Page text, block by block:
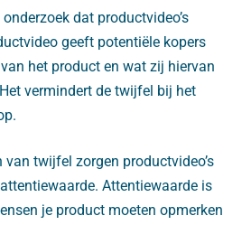
dat productvideo’s
geeft potentiële kopers
het product en wat zij hiervan
vermindert de twijfel bij het
van twijfel zorgen productvideo’s
Attentiewaarde is
je product moeten opmerken